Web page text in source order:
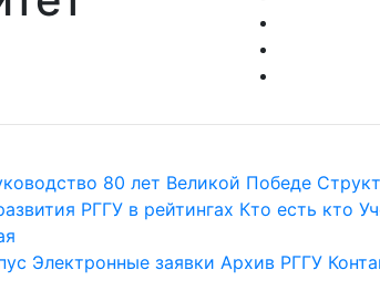
80 лет Великой Победе
РГГУ в рейтингах Кто есть кто
Электронные заявки Архив РГГУ